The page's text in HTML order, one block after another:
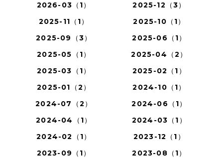
2026-03（1）
2025-12（3）
2025-11（1）
2025-10（1）
2025-09（3）
2025-06（1）
2025-05（1）
2025-04（2）
2025-03（1）
2025-02（1）
2025-01（2）
2024-10（1）
2024-07（2）
2024-06（1）
2024-04（1）
2024-03（1）
2024-02（1）
2023-12（1）
2023-09（1）
2023-08（1）